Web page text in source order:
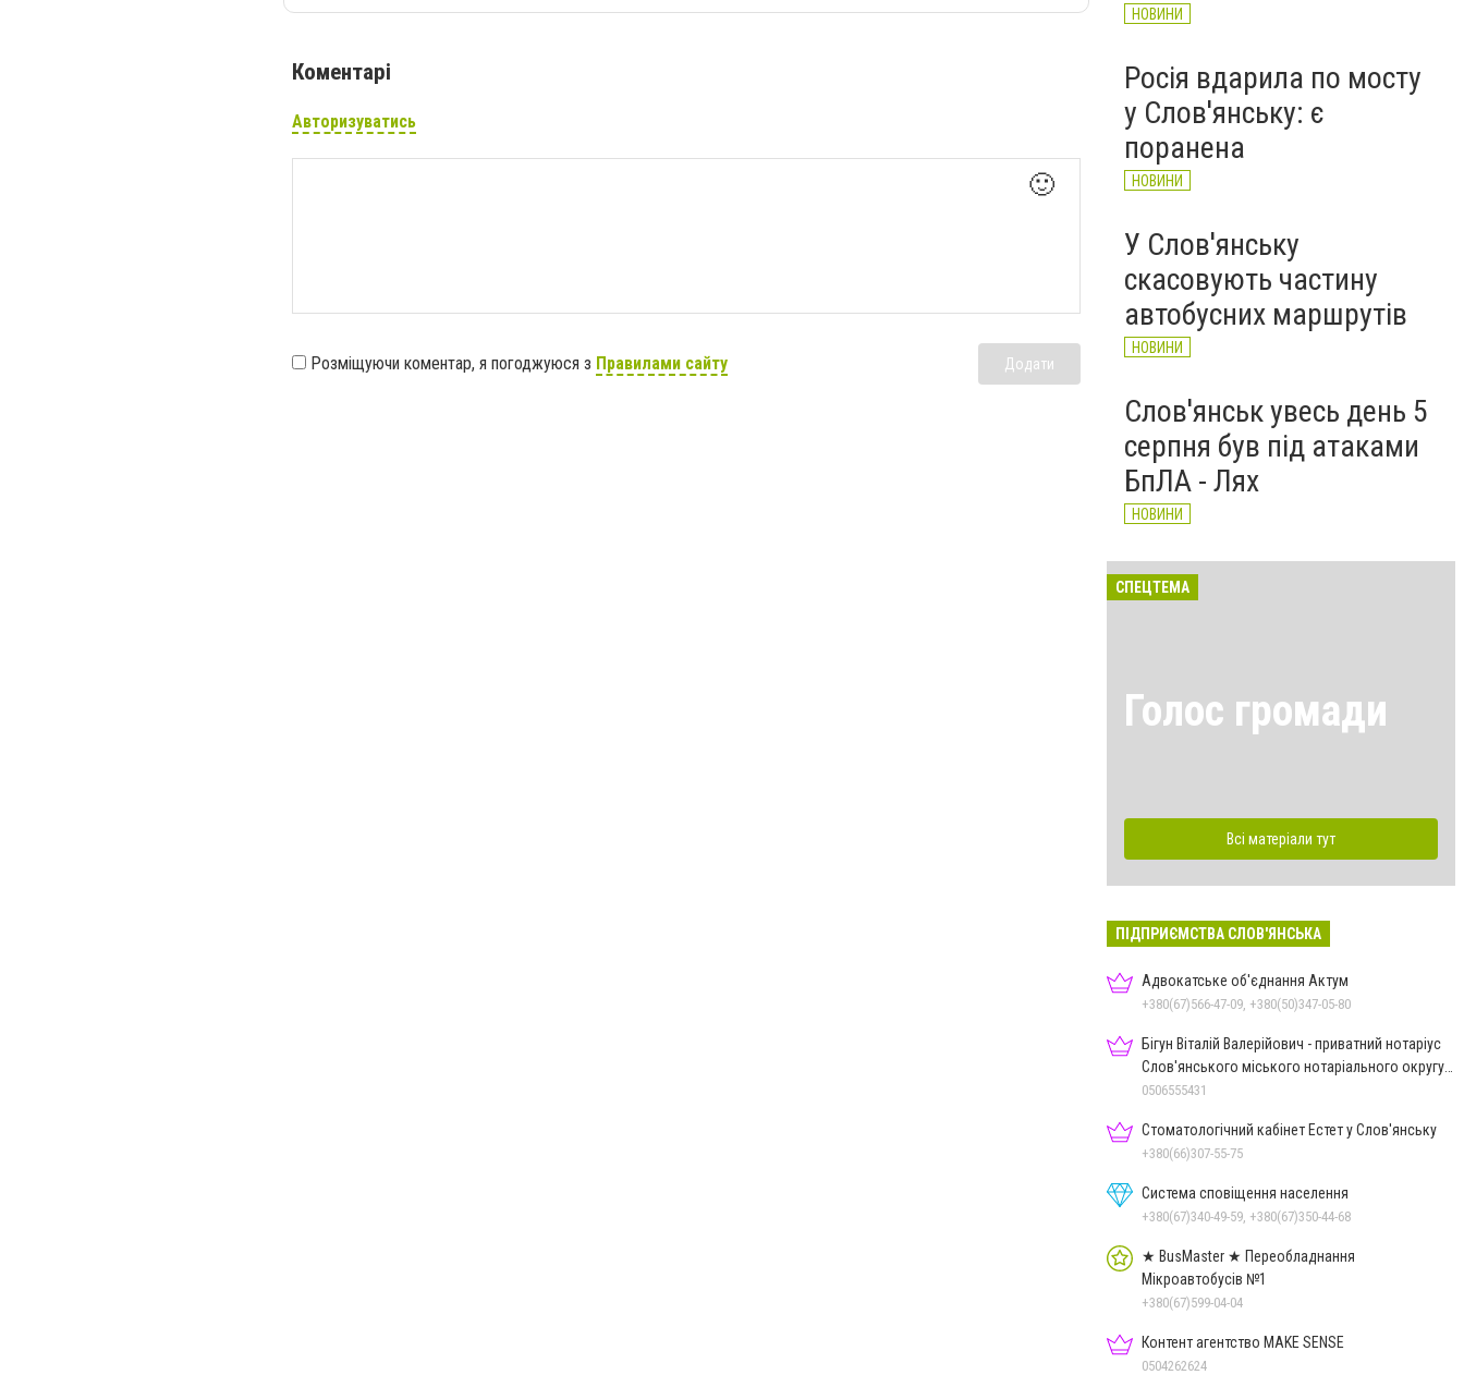
Коментарі
Авторизуватись
🙂
Розміщуючи коментар, я погоджуюся з Правилами сайту Додати
НОВИНИ
Росія вдарила по мосту
у Слов'янську: є
поранена
НОВИНИ
У Слов'янську
скасовують частину
автобусних маршрутів
НОВИНИ
Слов'янськ увесь день 5
серпня був під атаками
БпЛА - Лях
НОВИНИ
СПЕЦТЕМА
Голос громади
Всі матеріали тут
ПІДПРИЄМСТВА СЛОВ'ЯНСЬКА
Адвокатське об'єднання Актум
+380(67)566-47-09, +380(50)347-05-80
Бігун Віталій Валерійович - приватний нотаріус
Слов'янського міського нотаріального округу
Дон.обл.
0506555431
Стоматологічний кабінет Естет у Слов'янську
+380(66)307-55-75
Система сповіщення населення
+380(67)340-49-59, +380(67)350-44-68
★ BusMaster ★ Переобладнання
Мікроавтобусів №1
+380(67)599-04-04
Контент агентство MAKE SENSE
0504262624